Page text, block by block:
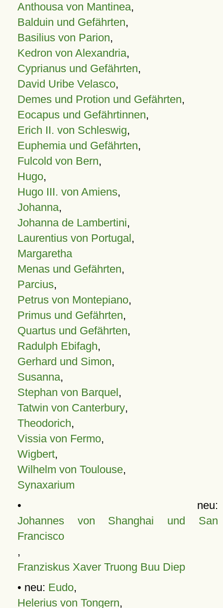
Anthousa von Mantinea,
Balduin und Gefährten,
Basilius von Parion,
Kedron von Alexandria,
Cyprianus und Gefährten,
David Uribe Velasco,
Demes und Protion und Gefährten,
Eocapus und Gefährtinnen,
Erich II. von Schleswig,
Euphemia und Gefährten,
Fulcold von Bern,
Hugo,
Hugo III. von Amiens,
Johanna,
Johanna de Lambertini,
Laurentius von Portugal,
Margaretha
Menas und Gefährten,
Parcius,
Petrus von Montepiano,
Primus und Gefährten,
Quartus und Gefährten,
Radulph Ebifagh,
Gerhard und Simon,
Susanna,
Stephan von Barquel,
Tatwin von Canterbury,
Theodorich,
Vissia von Fermo,
Wigbert,
Wilhelm von Toulouse,
Synaxarium
• neu:
Johannes von Shanghai und San
Francisco
,
Franziskus Xaver Truong Buu Diep
• neu: Eudo,
Helerius von Tongern,